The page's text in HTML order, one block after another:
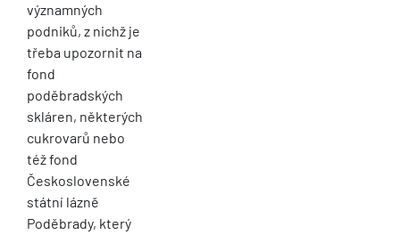
významných
podniků, z nichž je
třeba upozornit na
fond
poděbradských
skláren, některých
cukrovarů nebo
též fond
Československé
státní lázně
Poděbrady, který